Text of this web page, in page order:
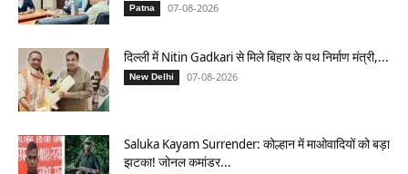
Patna 07-08-2026
दिल्ली में Nitin Gadkari से मिले बिहार के पथ निर्माण मंत्री,...
New Delhi 07-08-2026
Saluka Kayam Surrender: कोल्हान में माओवादियों को बड़ा
झटका! जोनल कमांडर...